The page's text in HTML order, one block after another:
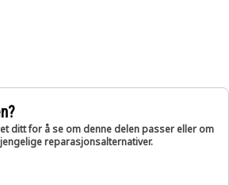
ditt for å se om denne delen passer eller om
reparasjonsalternativer.